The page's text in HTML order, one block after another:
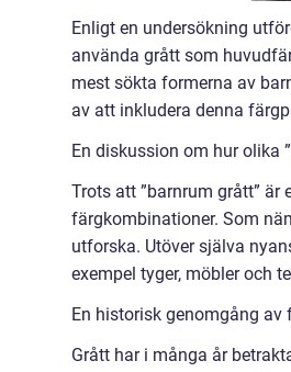
Enligt en undersökning
använda grått som
mest sökta formerna av
av att inkludera denna
En diskussion om hur olika
Trots att ”barnrum grått” är
färgkombinationer. Som
utforska. Utöver själva
exempel tyger, möbler och
En historisk genomgång av
Grått har i många år